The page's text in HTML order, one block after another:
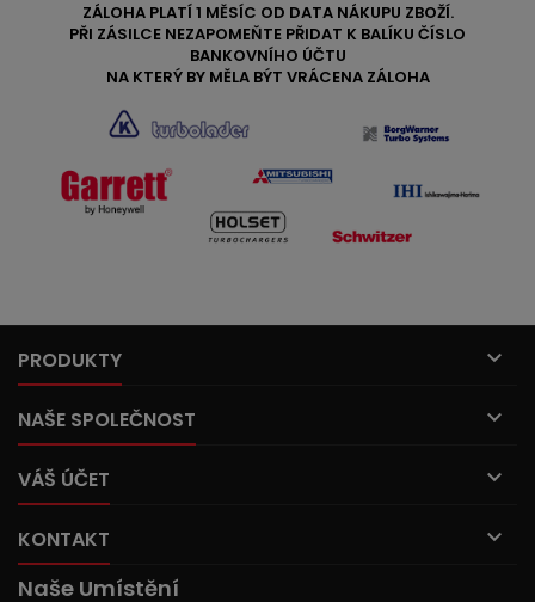
ZÁLOHA PLATÍ 1 MĚSÍC OD DATA NÁKUPU ZBOŽÍ.
PŘI ZÁSILCE NEZAPOMEŇTE PŘIDAT K BALÍKU ČÍSLO
BANKOVNÍHO ÚČTU
NA KTERÝ BY MĚLA BÝT VRÁCENA ZÁLOHA
PRODUKTY 
NAŠE SPOLEČNOST 
VÁŠ ÚČET 
KONTAKT 
Naše Umístění